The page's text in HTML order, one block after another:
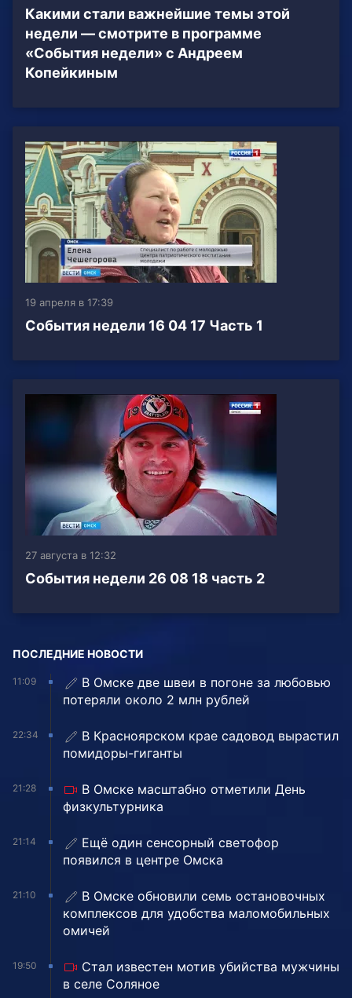
Какими стали важнейшие темы этой
недели — смотрите в программе
«События недели» с Андреем
Копейкиным
19 апреля в 17:39
События недели 16 04 17 Часть 1
27 августа в 12:32
События недели 26 08 18 часть 2
ПОСЛЕДНИЕ НОВОСТИ
11:09
В Омске две швеи в погоне за любовью
потеряли около 2 млн рублей
22:34
В Красноярском крае садовод вырастил
помидоры-гиганты
21:28
В Омске масштабно отметили День
физкультурника
21:14
Ещё один сенсорный светофор
появился в центре Омска
21:10
В Омске обновили семь остановочных
комплексов для удобства маломобильных
омичей
19:50
Стал известен мотив убийства мужчины
в селе Соляное